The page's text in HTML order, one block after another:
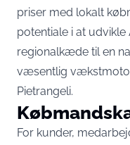
priser med lokalt
potentiale i at
regionalkæde til en
væsentlig
Pietrangeli.
For kunder,